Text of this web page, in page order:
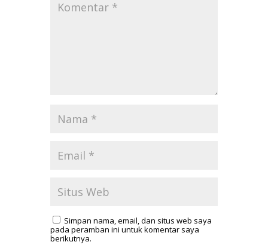
Simpan nama, email, dan situs web saya
pada peramban ini untuk komentar saya
berikutnya.